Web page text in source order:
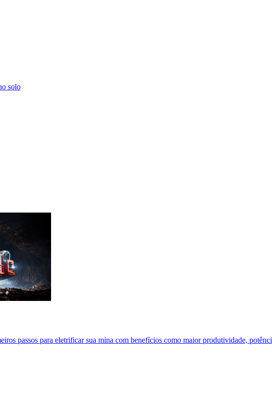
solo
passos para eletrificar sua mina com benefícios como maior produtividade,